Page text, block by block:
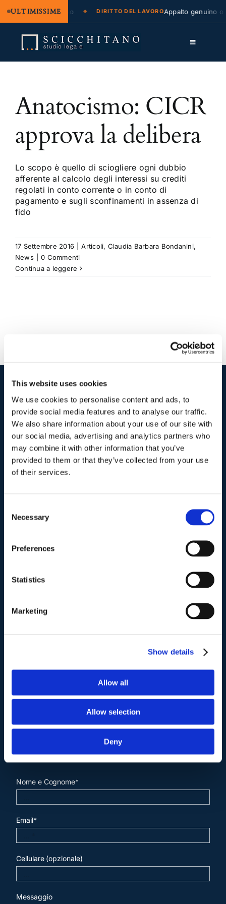
This website uses cookies
We use cookies to personalise content and ads, to
provide social media features and to analyse our traffic.
We also share information about your use of our site with
our social media, advertising and analytics partners who
may combine it with other information that you’ve
provided to them or that they’ve collected from your use
of their services.
Selection
Necessary
Preferences
Statistics
Marketing
Show details
Allow all
Allow selection
Deny
ULTIMISSIME
legale e regresso DIRITTO DEL LAVOROAppalto genuino o
contenuto
Toggle
Cassazione
Approfondimenti
Contatti
LK
FB
Anatocismo: CICR
approva la delibera
Lo scopo è quello di sciogliere ogni dubbio
afferente al calcolo degli interessi su crediti
regolati in conto corrente o in conto di
pagamento e sugli sconfinamenti in assenza di
fido
17 Settembre 2016 Articoli, Claudia Barbara Bondanini,
News
0 Commenti
Continua a leggere
I nostri contatti.
Indirizzo postale unificato.
Studio Legale Scicchitano
Via Emilio Faà di Bruno, 4
00195-Roma
Tel:(+39) 06.3723102
sergioscicchitano@ordineavvocatiroma.org
Nome e Cognome*
Email*
Cellulare (opzionale)
Messaggio